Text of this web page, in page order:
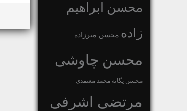
محسن ابراهیم
زاده محسن میرزاده
محسن چاوشی
محسن یگانه محمد معتمدی
مرتضی اشرفی